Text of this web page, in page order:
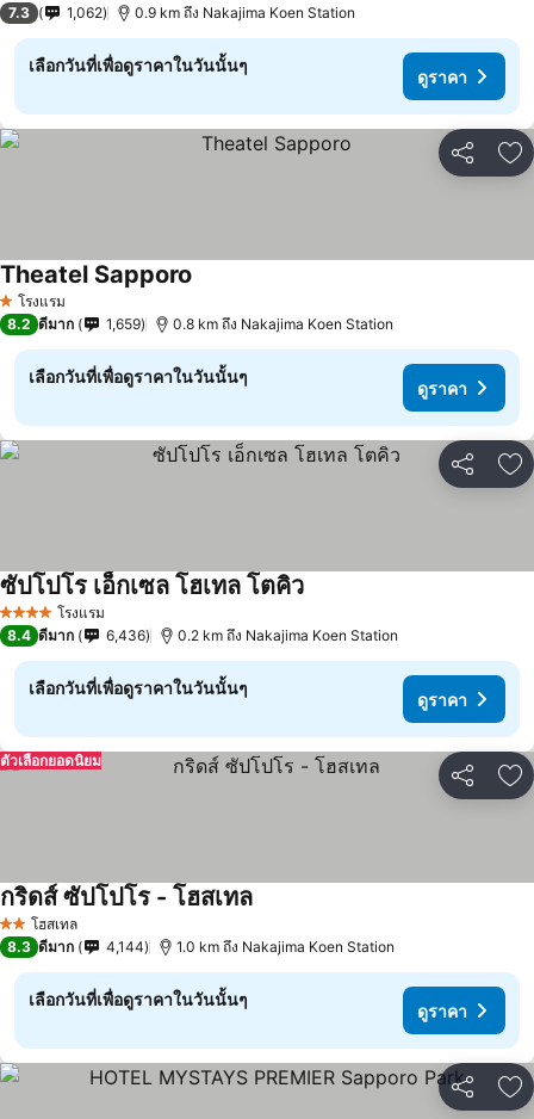
7.3
1,062 0.9 km ถึง Nakajima Koen Station
เลือกวันที่เพื่อดูราคาในวันนั้นๆ
ดูราคา
แชร์ เ
1 ดาวโรงแรม
Theatel Sapporo
8.2 ดีมาก 1,659 0.8 km ถึง Nakajima Koen Station
เลือกวันที่เพื่อดูราคาในวันนั้นๆ
ดูราคา
แชร์ เ
4 ดาว โรงแรม
ซัปโปโร เอ็กเซล โฮเทล โตคิว
8.4 ดีมาก 6,436 0.2 km ถึง Nakajima Koen Station
เลือกวันที่เพื่อดูราคาในวันนั้นๆ
ดูราคา
แชร์ เ
ตัวเลือกยอดนิยม
2 ดาวโฮสเทล
กริดส์ ซัปโปโร - โฮสเทล
8.3 ดีมาก 4,144 1.0 km ถึง Nakajima Koen Station
เลือกวันที่เพื่อดูราคาในวันนั้นๆ
ดูราคา
แชร์ เ